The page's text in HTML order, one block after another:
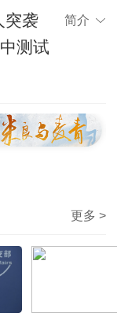
突袭
测试
简介
更多 >